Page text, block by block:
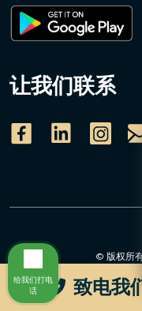
致电我
让我们联系
© 版权所
给我们打电
话